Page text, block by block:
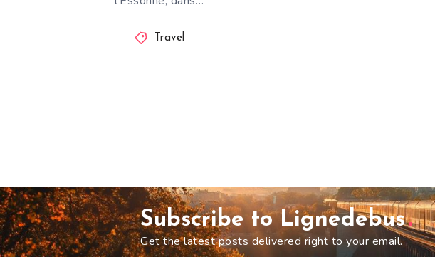
Travel
Subscribe to Lignedebus
Get the latest posts delivered right to your email.